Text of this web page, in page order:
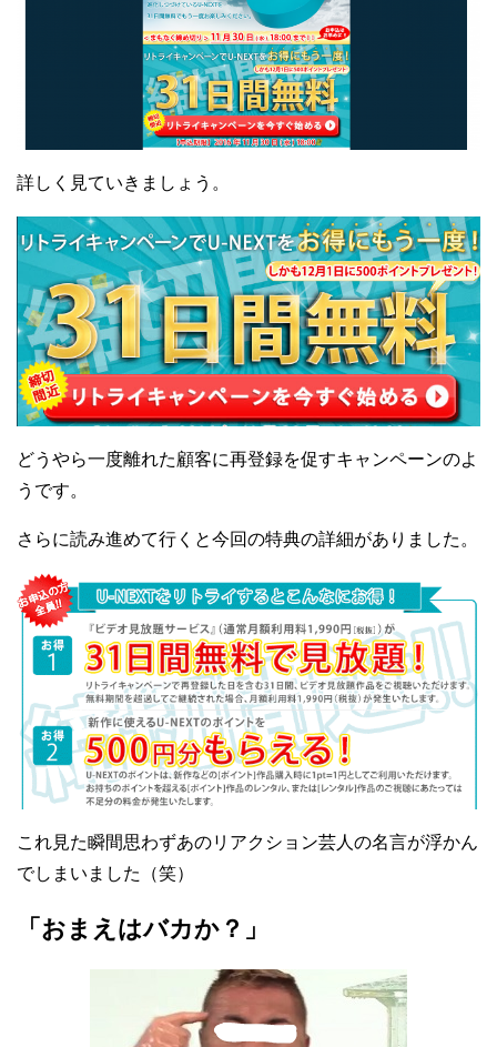
詳しく見ていきましょう。
どうやら一度離れた顧客に再登録を促すキャンペーンのよ
うです。
さらに読み進めて行くと今回の特典の詳細がありました。
これ見た瞬間思わずあのリアクション芸人の名言が浮かん
でしまいました（笑）
「おまえはバカか？」